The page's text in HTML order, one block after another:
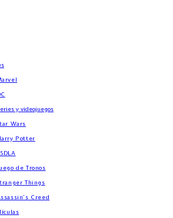
y videojuegos
Wars
Potter
de Tronos
Things
Creed